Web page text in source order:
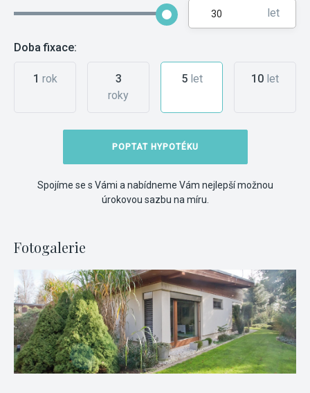
let
Doba fixace:
1 rok
3
roky
5let 10 let
POPTAT HYPOTÉKU
Spojíme se s Vámi a nabídneme Vám nejlepší možnou
úrokovou sazbu na míru.
Fotogalerie